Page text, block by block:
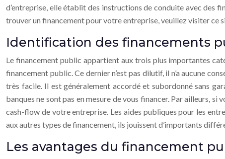
d’entreprise, elle établit des instructions de conduite avec des
trouver un financement pour votre entreprise, veuillez visiter ce
Identification des financements
Le financement public appartient aux trois plus importantes
financement public. Ce dernier n’est pas dilutif, il n’a aucune
très facile. Il est généralement accordé et subordonné sans
banques ne sont pas en mesure de vous financer. Par ailleurs, si
cash-flow de votre entreprise. Les aides publiques pour les
aux autres types de financement, ils jouissent d’importants
Les avantages du financement